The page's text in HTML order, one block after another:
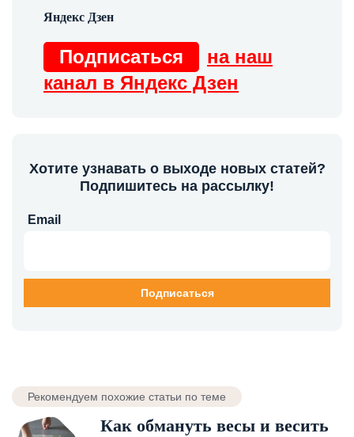
Подписаться
на наш
канал в Яндекс Дзен
Хотите узнавать о выходе новых статей?
Подпишитесь на рассылку!
Email
Рекомендуем похожие статьи по теме
Как обмануть весы и весить